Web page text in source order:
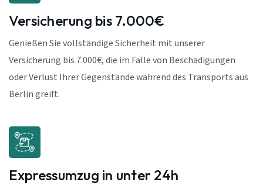
Versicherung bis 7.000€
Genießen Sie vollständige Sicherheit mit unserer
Versicherung bis 7.000€, die im Falle von Beschädigungen
oder Verlust Ihrer Gegenstände während des Transports aus
Berlin greift.
Expressumzug in unter 24h